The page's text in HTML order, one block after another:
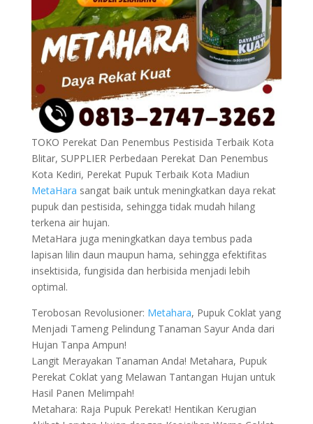
TOKO Perekat Dan Penembus Pestisida Terbaik Kota
Blitar, SUPPLIER Perbedaan Perekat Dan Penembus
Kota Kediri, Perekat Pupuk Terbaik Kota Madiun
MetaHara sangat baik untuk meningkatkan daya rekat
pupuk dan pestisida, sehingga tidak mudah hilang
terkena air hujan.
MetaHara juga meningkatkan daya tembus pada
lapisan lilin daun maupun hama, sehingga efektifitas
insektisida, fungisida dan herbisida menjadi lebih
optimal.
Terobosan Revolusioner: Metahara, Pupuk Coklat yang
Menjadi Tameng Pelindung Tanaman Sayur Anda dari
Hujan Tanpa Ampun!
Langit Merayakan Tanaman Anda! Metahara, Pupuk
Perekat Coklat yang Melawan Tantangan Hujan untuk
Hasil Panen Melimpah!
Metahara: Raja Pupuk Perekat! Hentikan Kerugian